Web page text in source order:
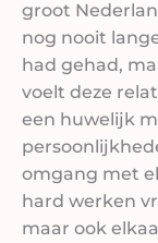
groot
nog nooit
had gehad,
voelt deze
een huwelijk
omgang met
hard werken
maar ook